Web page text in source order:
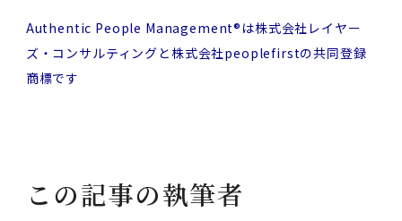
Authentic People Management®は株式会社レイヤー
ズ・コンサルティングと株式会社peoplefirstの共同登録
商標です
この記事の執筆者